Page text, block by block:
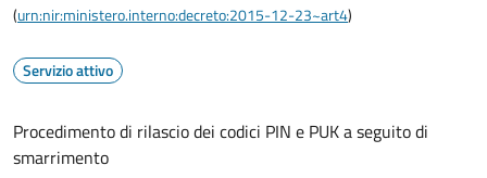
(urn:nir:ministero.interno:decreto:2015-12-23~art4)
Servizio attivo
Procedimento di rilascio dei codici PIN e PUK a seguito di
smarrimento